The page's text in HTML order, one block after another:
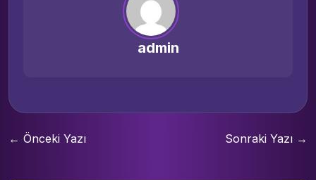
admin
← Önceki Yazı Sonraki Yazı →